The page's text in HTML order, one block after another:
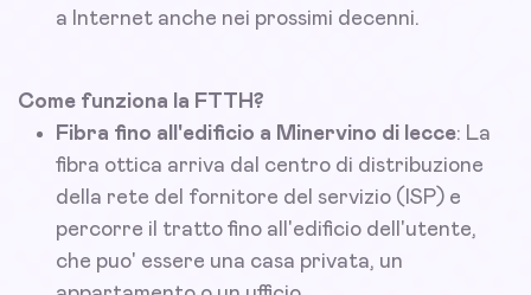
a Internet anche nei prossimi decenni.
Come funziona la FTTH?
Fibra fino all'edificio a Minervino di lecce: La
fibra ottica arriva dal centro di distribuzione
della rete del fornitore del servizio (ISP) e
percorre il tratto fino all'edificio dell'utente,
che puo' essere una casa privata, un